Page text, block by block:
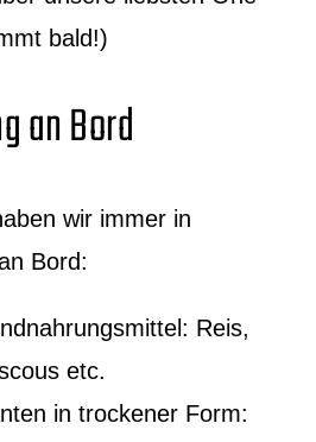
bald!)
an Bord
wir immer in
Bord:
Reis,
etc.
in trockener Form: